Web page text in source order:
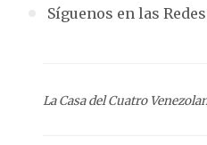
Síguenos en las
La Casa del Cuatro